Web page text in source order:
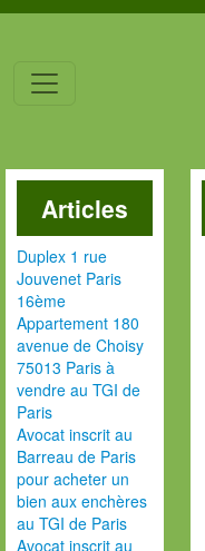
Articles
Duplex 1 rue
Jouvenet Paris
16ème
Appartement 180
avenue de Choisy
75013 Paris à
vendre au TGI de
Paris
Avocat inscrit au
Barreau de Paris
pour acheter un
bien aux enchères
au TGI de Paris
Avocat inscrit au